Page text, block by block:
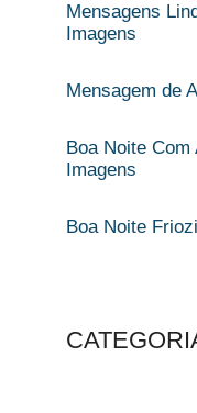
Mensagens
Imagens
Mensagem de
Boa Noite
Imagens
Boa Noite